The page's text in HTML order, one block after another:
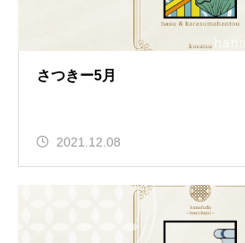
さつきー5月
2021.12.08